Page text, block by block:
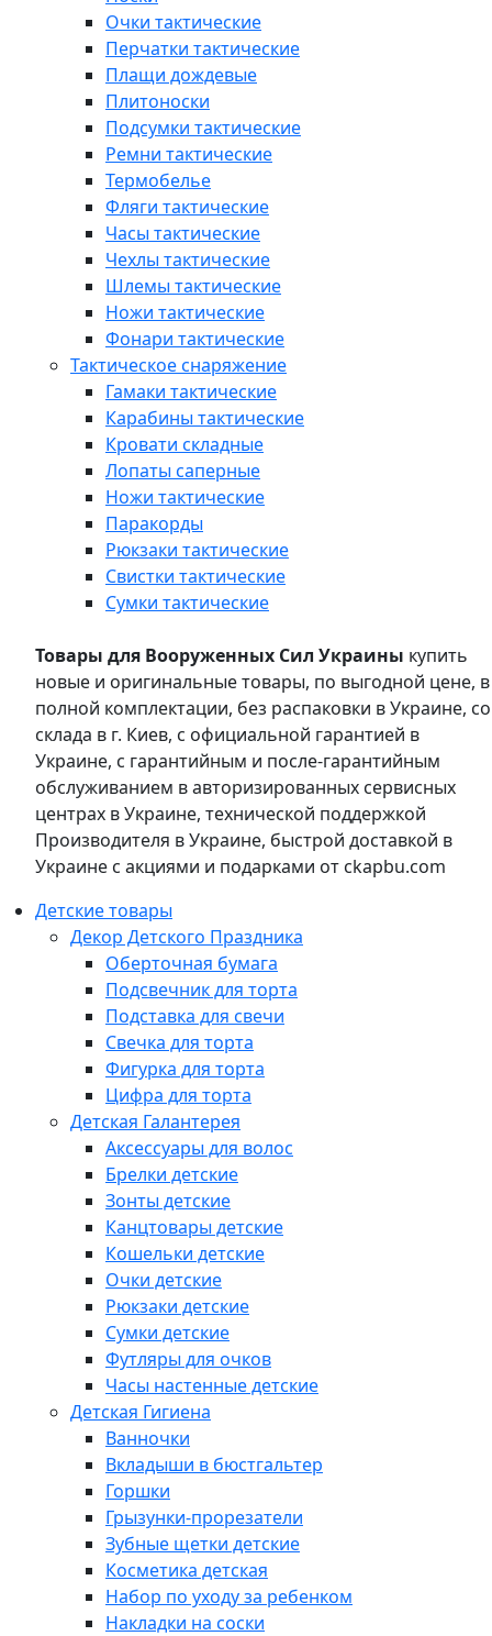
Очки тактические
Перчатки тактические
Плащи дождевые
Плитоноски
Подсумки тактические
Ремни тактические
Термобелье
Фляги тактические
Часы тактические
Чехлы тактические
Шлемы тактические
Ножи тактические
Фонари тактические
Тактическое снаряжение
Гамаки тактические
Карабины тактические
Кровати складные
Лопаты саперные
Ножи тактические
Паракорды
Рюкзаки тактические
Свистки тактические
Сумки тактические
Товары для Вооруженных Сил Украины купить
новые и оригинальные товары, по выгодной цене, в
полной комплектации, без распаковки в Украине, со
склада в г. Киев, с официальной гарантией в
Украине, с гарантийным и после-гарантийным
обслуживанием в авторизированных сервисных
центрах в Украине, технической поддержкой
Производителя в Украине, быстрой доставкой в
Украине с акциями и подарками от ckapbu.com
Детские товары
Декор Детского Праздника
Оберточная бумага
Подсвечник для торта
Подставка для свечи
Свечка для торта
Фигурка для торта
Цифра для торта
Детская Галантерея
Аксессуары для волос
Брелки детские
Зонты детские
Канцтовары детские
Кошельки детские
Очки детские
Рюкзаки детские
Сумки детские
Футляры для очков
Часы настенные детские
Детская Гигиена
Ванночки
Вкладыши в бюстгальтер
Горшки
Грызунки-прорезатели
Зубные щетки детские
Косметика детская
Набор по уходу за ребенком
Накладки на соски